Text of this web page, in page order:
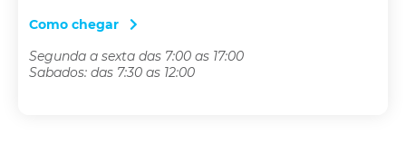
Como chegar
Segunda a sexta das 7:00 as 17:00
Sabados: das 7:30 as 12:00